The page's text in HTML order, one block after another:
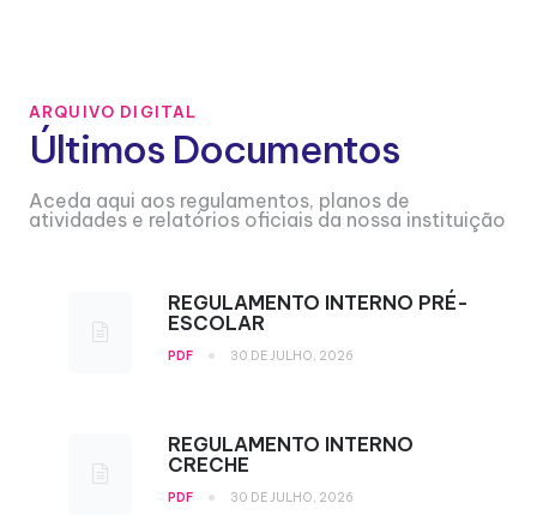
ARQUIVO DIGITAL
Últimos Documentos
Aceda aqui aos regulamentos, planos de
atividades e relatórios oficiais da nossa instituição
REGULAMENTO INTERNO PRÉ-
ESCOLAR
PDF • 30 DE JULHO, 2026
REGULAMENTO INTERNO
CRECHE
PDF • 30 DE JULHO, 2026